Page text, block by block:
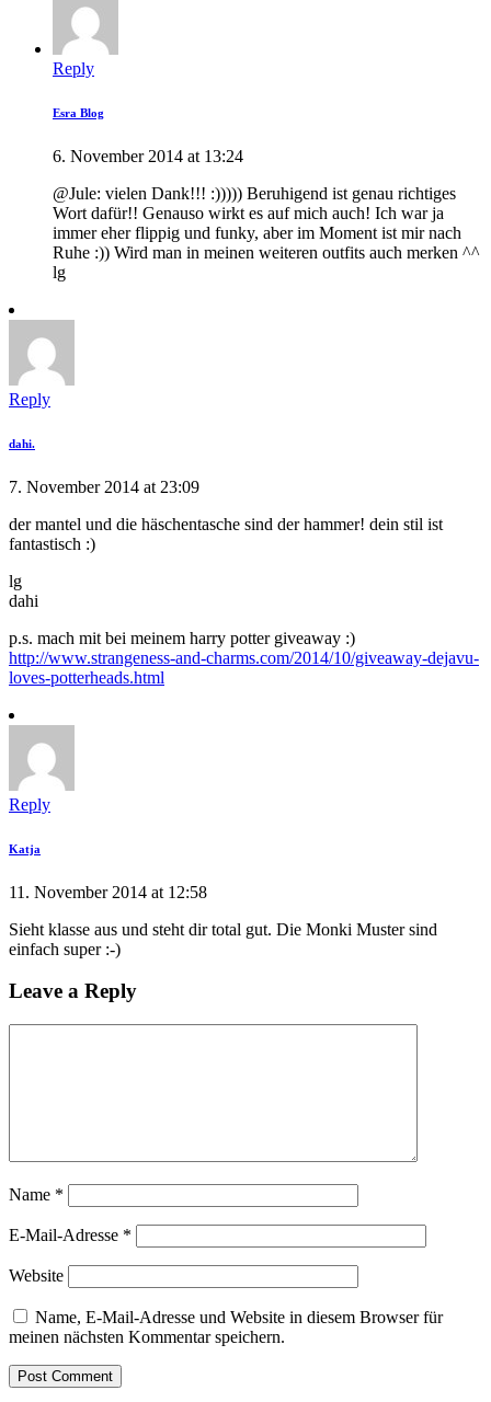
Reply
Esra Blog
6. November 2014 at 13:24
@Jule: vielen Dank!!! :))))) Beruhigend ist genau richtiges
Wort dafür!! Genauso wirkt es auf mich auch! Ich war ja
immer eher flippig und funky, aber im Moment ist mir nach
Ruhe :)) Wird man in meinen weiteren outfits auch merken ^^
lg
Reply
dahi.
7. November 2014 at 23:09
der mantel und die häschentasche sind der hammer! dein stil ist
fantastisch :)
lg
dahi
p.s. mach mit bei meinem harry potter giveaway :)
http://www.strangeness-and-charms.com/2014/10/giveaway-dejavu-
loves-potterheads.html
Reply
Katja
11. November 2014 at 12:58
Sieht klasse aus und steht dir total gut. Die Monki Muster sind
einfach super :-)
Leave a Reply
Name *
E-Mail-Adresse *
Website
Name, E-Mail-Adresse und Website in diesem Browser für
meinen nächsten Kommentar speichern.